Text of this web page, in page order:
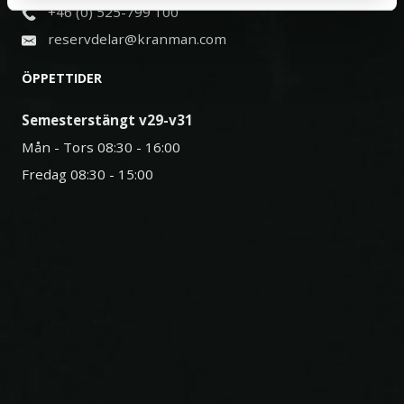
+46 (0) 525-799 100
reservdelar@kranman.com
ÖPPETTIDER
Semesterstängt v29-v31
Mån - Tors 08:30 - 16:00
Fredag 08:30 - 15:00